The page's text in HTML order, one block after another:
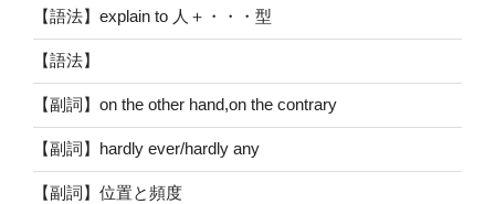
【語法】explain to 人＋・・・型
【語法】
【副詞】on the other hand,on the contrary
【副詞】hardly ever/hardly any
【副詞】位置と頻度